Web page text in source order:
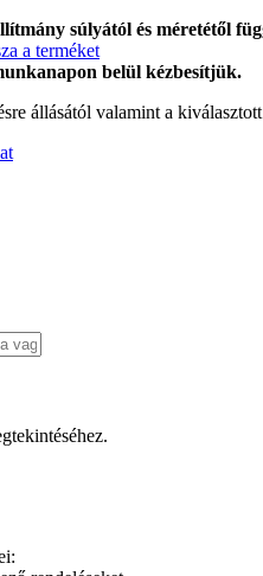
súlyától és méretétől
a terméket
belül kézbesítjük.
állásától valamint a